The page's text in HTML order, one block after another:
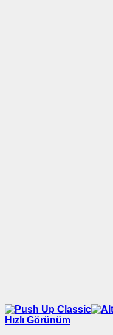
Hızlı Görünüm